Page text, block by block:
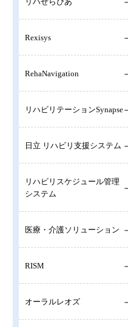
Rexisys
RehaNavigation
リハビリテーションSynapse
日立 リハビリ支援システム
リハビリスケジュール管理
システム
医療・介護ソリューション
RISM
オーラルレオズ